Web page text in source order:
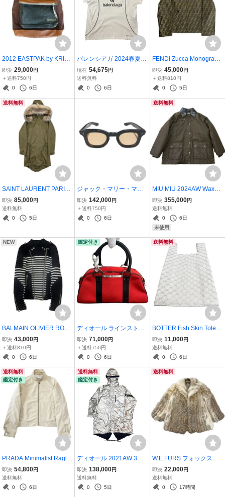
2012 EASTPAK by KRISV
ANASSCHEバックパック
2012 EASTPAK by KRISV
ANASSCHE Backpack
即決 29,000円
＋送料750円
0
6日
バレンシアガ 2024春夏
フットボール ゲームシャ
ツ ホワイトBALENCIAGA
2024SS BALENCIAGA P
現在 54,675円
送料無料
0
6日
FENDI Zucca Monogram
Jacquard All-Over Logo J
acket Blouson フェンディ
ズッカ柄 モノグラム 総柄
ウン FENDI
即決 45,000円
＋送料810円
0
5日
送料無料
SAINT LAURENT PARIS
2018-19AW Military Mods
Coat サンローラン パリ
アンソニー・ヴァカレロ
即決 85,000円
送料無料
0
5日
ジャック・マリー・マー
ジュ × デコラ／ジービー
ガファス 「デヴォー」 30
周年記念別注モデル BRO
即決 142,000円
＋送料750円
0
6日
送料無料
MIU MIU 2024AW Waxed
Canvas Boulson Jacket
ミュウミュウ ワックス キ
ャンバス ジャケット アウ
ター オイル カーキ バブア
即決 355,000円
送料無料
0
6日
未使用
NEW
BALMAIN OLIVIER ROUS
TEING ERA MULTI ZIP BI
KER SWEAT JACKET BL
ACK バルマン ジャケット
即決 43,000円
＋送料810円
0
6日
鑑定付き
ディオール ラインストー
ン チャーム 2WAY キャン
バス ハンドバッグ レッ
ド DIOR RHINESTONE
HANDBAG RED
即決 71,000円
＋送料750円
0
6日
送料無料
BOTTER Fish Skin Tote B
ag ボッター フィッシュ
スキン トートバッグ
即決 11,000円
送料無料
0
6日
送料無料
鑑定付き
PRADA Minimalist Ragla
n Zip-up Jacket - Beige プ
ラダ ミニマリスト ラグラ
ン ジップアップ ジャケッ
即決 54,800円
送料無料
0
6日
送料無料
鑑定付き
ディオール 2021AW 3WA
Y リバーシブル フーデッ
ド コート DIOR 3-Way Re
versible Hooded Coat 46
即決 138,000円
送料無料
0
5日
送料無料
W.E.FURS フォックス
リアル ファーコート
カナダ/トロント製
即決 22,000円
送料無料
0
17時間